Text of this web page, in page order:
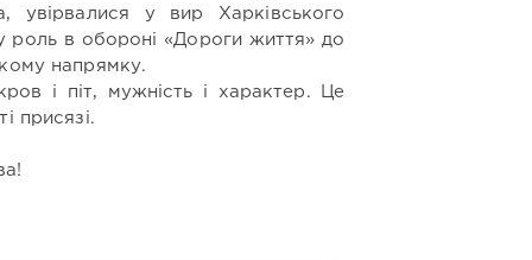
увірвалися у вир Харківського
роль в обороні «Дороги життя» до
напрямку.
і піт, мужність і характер. Це
присязі.